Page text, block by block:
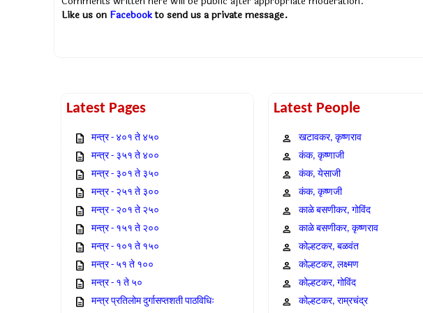
Like us on Facebookto send us a private message.
Latest Pages
मन्त्र - ४०१ ते ४५०
मन्त्र - ३५१ ते ४००
मन्त्र - ३०१ ते ३५०
मन्त्र - २५१ ते ३००
मन्त्र - २०१ ते २५०
मन्त्र - १५१ ते २००
मन्त्र - १०१ ते १५०
मन्त्र - ५१ ते १००
मन्त्र - १ ते ५०
मन्त्र प्रतिलोम दुर्गासप्तशती पाठविधिः
Latest People
खटावकर, कृष्णराव
कंक, कृष्णाजी
कंक, येसाजी
कंक, कृष्णजी
काळे बसणीकर, गोविंद
काळे बसणीकर, कृष्णराव
कोल्हटकर, बळवंत
कोल्हटकर, लक्ष्मण
कोल्हटकर, गोविंद
कोल्हटकर, राम्रचंद्र